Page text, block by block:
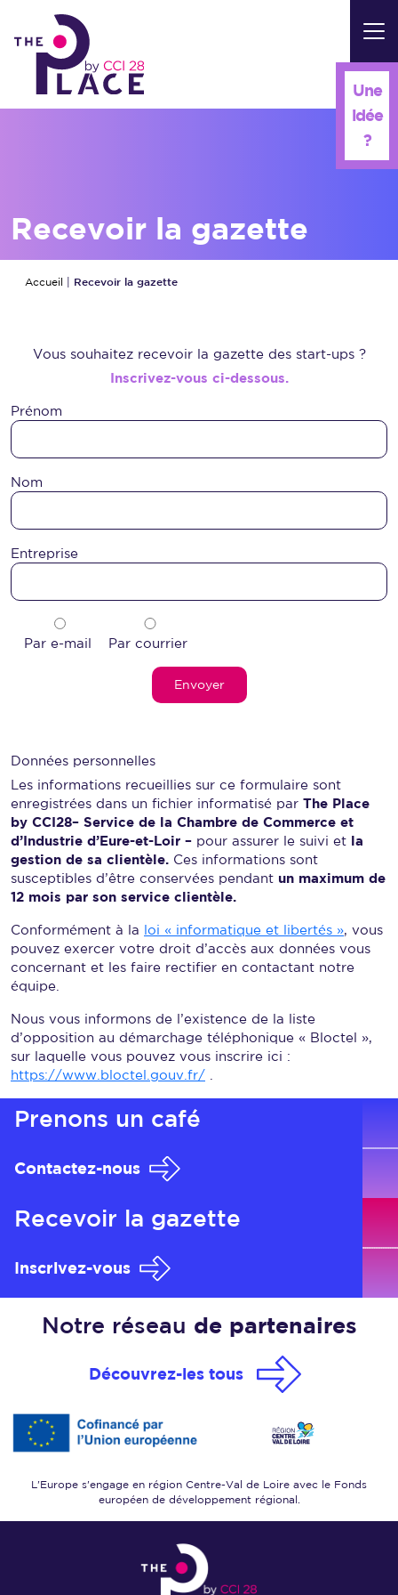
Une
idée
?
Recevoir la gazette
Accueil Recevoir la gazette
Vous souhaitez recevoir la gazette des start-ups ?
Inscrivez-vous ci-dessous.
Prénom
Nom
Entreprise
Par e-mail Par courrier
Données personnelles
Les informations recueillies sur ce formulaire sont
enregistrées dans un fichier informatisé par The Place
by CCI28– Service de la Chambre de Commerce et
d’Industrie d’Eure-et-Loir – pour assurer le suivi et la
gestion de sa clientèle. Ces informations sont
susceptibles d’être conservées pendant un maximum de
12 mois par son service clientèle.
Conformément à la loi « informatique et libertés », vous
pouvez exercer votre droit d’accès aux données vous
concernant et les faire rectifier en contactant notre
équipe.
Nous vous informons de l’existence de la liste
d’opposition au démarchage téléphonique « Bloctel »,
sur laquelle vous pouvez vous inscrire ici :
https://www.bloctel.gouv.fr/
Prenons un café
Contactez-nous
Recevoir la gazette
Inscrivez-vous
Notre réseau de partenaires
Découvrez-les tous
L'Europe s'engage en région Centre-Val de Loire avec le Fonds
européen de développement régional.